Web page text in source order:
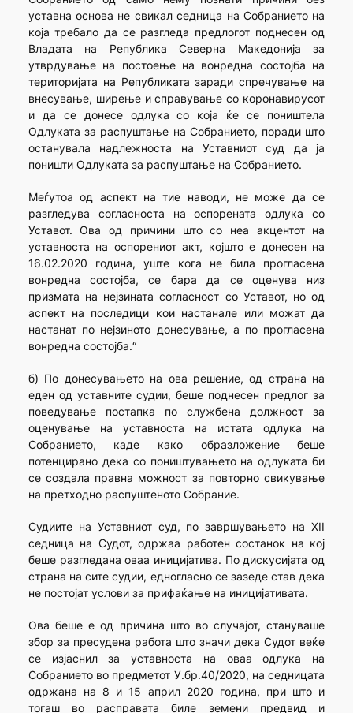
уставна основа не свикал седница на Собранието на
која требало да се разгледа предлогот поднесен од
Владата на Република Северна Македонија за
утврдување на постоење на вонредна состојба на
територијата на Републиката заради спречување на
внесување, ширење и справување со коронавирусот
и да се донесе одлука со која ќе се поништела
Одлуката за распуштање на Собранието, поради што
останувала надлежноста на Уставниот суд да ја
поништи Одлуката за распуштање на Собранието.
Меѓутоа од аспект на тие наводи, не може да се
разгледува согласноста на оспорената одлука со
Уставот. Ова од причини што со неа акцентот на
уставноста на оспорениот акт, којшто е донесен на
16.02.2020 година, уште кога не била прогласена
вонредна состојба, се бара да се оценува низ
призмата на нејзината согласност со Уставот, но од
аспект на последици кои настанале или можат да
настанат по нејзиното донесување, а по прогласена
вонредна состојба.“
б) По донесувањето на ова решение, од страна на
еден од уставните судии, беше поднесен предлог за
поведување постапка по службена должност за
оценување на уставноста на истата одлука на
Собранието, каде како образложение беше
потенцирано дека со поништувањето на одлуката би
се создала правна можност за повторно свикување
на претходно распуштеното Собрание.
Судиите на Уставниот суд, по завршувањето на XII
седница на Судот, одржаа работен состанок на кој
беше разгледана оваа иницијатива. По дискусијата од
страна на сите судии, едногласно се зазеде став дека
не постојат услови за прифаќање на иницијативата.
Ова беше е од причина што во случајот, стануваше
збор за пресудена работа што значи дека Судот веќе
се изјаснил за уставноста на оваа одлука на
Собранието во предметот У.бр.40/2020, на седницата
одржана на 8 и 15 април 2020 година, при што и
тогаш во расправата биле земени предвид и